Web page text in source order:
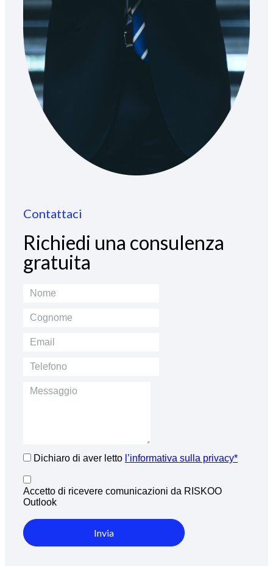
Contattaci
Richiedi una consulenza
gratuita
Dichiaro di aver letto l’informativa sulla privacy*
Accetto di ricevere comunicazioni da RISKOO
Outlook
Invia